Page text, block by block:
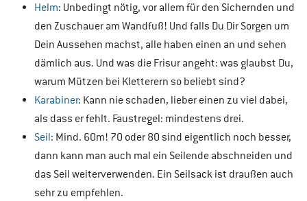
Helm: Unbedingt nötig, vor allem für den Sichernden und
den Zuschauer am Wandfuß! Und falls Du Dir Sorgen um
Dein Aussehen machst, alle haben einen an und sehen
dämlich aus. Und was die Frisur angeht: was glaubst Du,
warum Mützen bei Kletterern so beliebt sind?
Karabiner: Kann nie schaden, lieber einen zu viel dabei,
als dass er fehlt. Faustregel: mindestens drei.
Seil: Mind. 60m! 70 oder 80 sind eigentlich noch besser,
dann kann man auch mal ein Seilende abschneiden und
das Seil weiterverwenden. Ein Seilsack ist draußen auch
sehr zu empfehlen.